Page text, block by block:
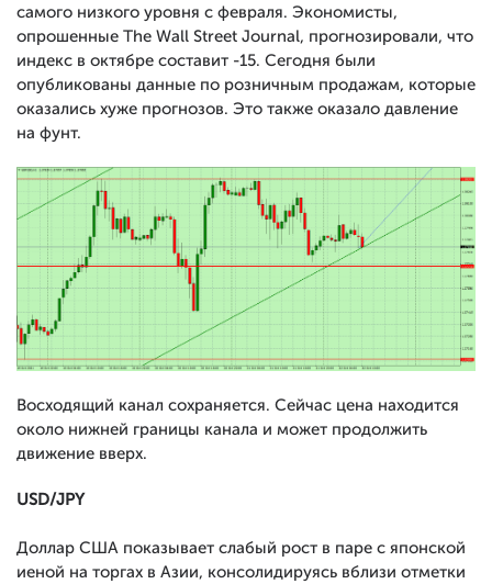
самого низкого уровня с февраля. Экономисты,
опрошенные The Wall Street Journal, прогнозировали, что
индекс в октябре составит -15. Сегодня были
опубликованы данные по розничным продажам, которые
оказались хуже прогнозов. Это также оказало давление
на фунт.
Восходящий канал сохраняется. Сейчас цена находится
около нижней границы канала и может продолжить
движение вверх.
USD/JPY
Доллар США показывает слабый рост в паре с японской
иеной на торгах в Азии, консолидируясь вблизи отметки